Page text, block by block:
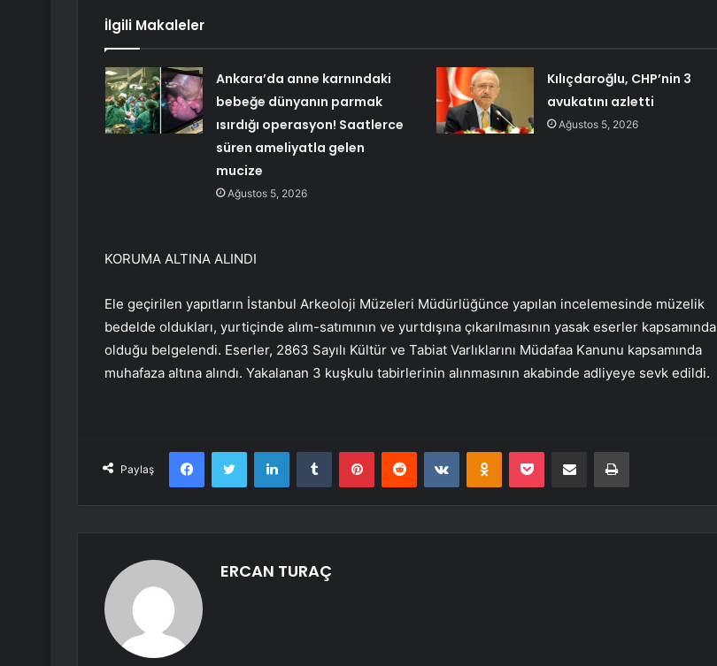
İlgili Makaleler
Ankara’da anne karnındaki
bebeğe dünyanın parmak
ısırdığı operasyon! Saatlerce
süren ameliyatla gelen
mucize
Ağustos 5, 2026
Kılıçdaroğlu, CHP’nin 3
avukatını azletti
Ağustos 5, 2026
KORUMA ALTINA ALINDI
Ele geçirilen yapıtların İstanbul Arkeoloji Müzeleri Müdürlüğünce yapılan incelemesinde müzelik
bedelde oldukları, yurtiçinde alım-satımının ve yurtdışına çıkarılmasının yasak eserler kapsamında
olduğu belgelendi. Eserler, 2863 Sayılı Kültür ve Tabiat Varlıklarını Müdafaa Kanunu kapsamında
muhafaza altına alındı. Yakalanan 3 kuşkulu tabirlerinin alınmasının akabinde adliyeye sevk edildi.
Paylaş
FacebookTwitter LinkedInTumblr PinterestReddit VKontakteOdnoklassniki
Pocket E-Posta ile paylaş Yazdır
ERCAN TURAÇ